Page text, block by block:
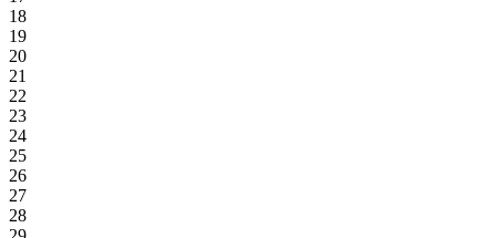
18
19
20
21
22
23
24
25
26
27
28